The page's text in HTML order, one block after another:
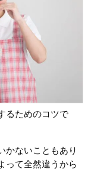
るためのコツで
かないこともあり
って全然違うから